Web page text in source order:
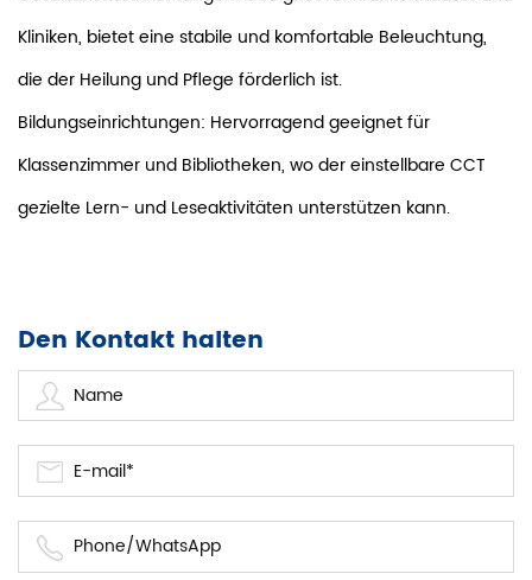
Kliniken, bietet eine stabile und komfortable Beleuchtung,
die der Heilung und Pflege förderlich ist.
Bildungseinrichtungen: Hervorragend geeignet für
Klassenzimmer und Bibliotheken, wo der einstellbare CCT
gezielte Lern- und Leseaktivitäten unterstützen kann.
Den Kontakt halten